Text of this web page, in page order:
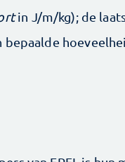
in J/m/kg); de